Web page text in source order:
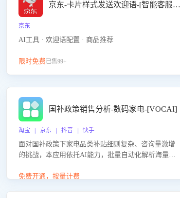
京东-卡片样式发送欢迎语-[智能客服机器人]
京东
AI工具 · 欢迎语配置 · 商品推荐
限时免费已售99+
国补政策销售分析-数码家电-[VOCAI]
淘宝 | 京东 | 抖音 | 快手
面对国补政策下家电品类补贴细则复杂、咨询量激增
的挑战，本应用依托AI能力，批量自动化解析海量客
政策的关注焦点与购买意向，深度洞察决策动因。同
免费开通，按量计费